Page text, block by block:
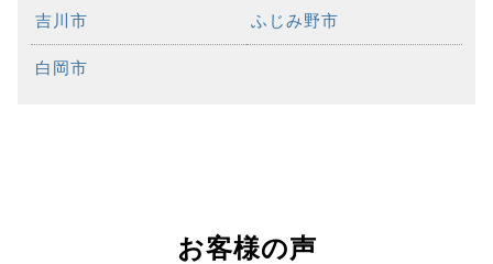
吉川市 ふじみ野市
白岡市
お客様の声